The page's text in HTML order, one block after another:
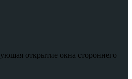
открытие окна стороннего